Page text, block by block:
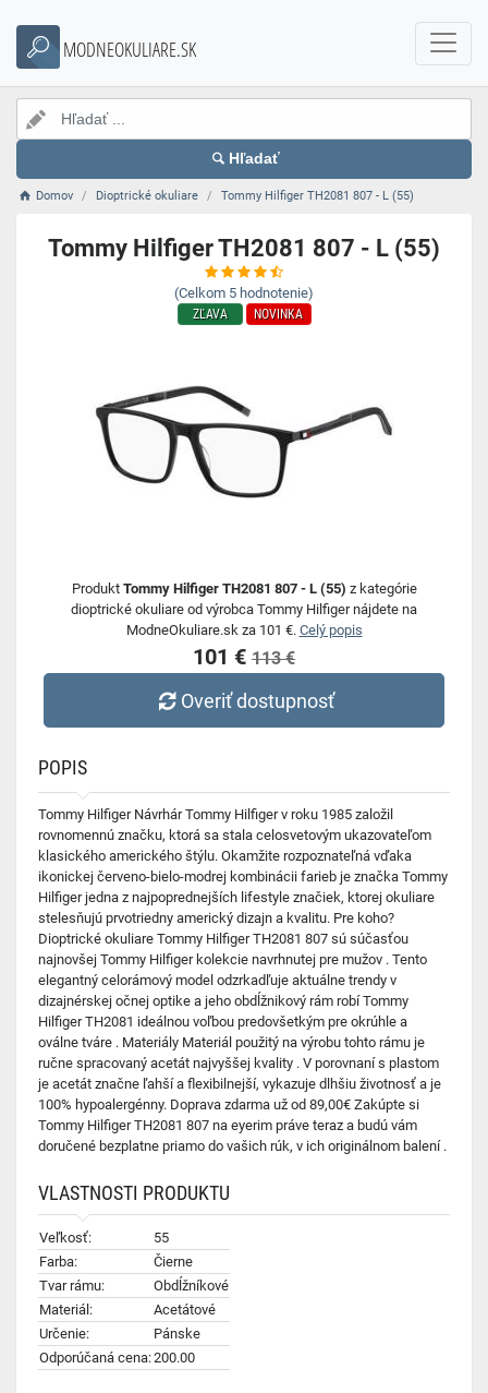
MODNEOKULIARE.SK
Hľadať
Domov Dioptrické okuliare Tommy Hilfiger TH2081 807 - L (55)
Tommy Hilfiger TH2081 807 - L (55)
(Celkom 5 hodnotenie)
ZĽAVA NOVINKA
Produkt Tommy Hilfiger TH2081 807 - L (55) z kategórie
dioptrické okuliare od výrobca Tommy Hilfiger nájdete na
ModneOkuliare.sk za 101 €. Celý popis
101 € 113 €
Overiť dostupnosť
POPIS
Tommy Hilfiger Návrhár Tommy Hilfiger v roku 1985 založil
rovnomennú značku, ktorá sa stala celosvetovým ukazovateľom
klasického amerického štýlu. Okamžite rozpoznateľná vďaka
ikonickej červeno-bielo-modrej kombinácii farieb je značka Tommy
Hilfiger jedna z najpoprednejších lifestyle značiek, ktorej okuliare
stelesňujú prvotriedny americký dizajn a kvalitu. Pre koho?
Dioptrické okuliare Tommy Hilfiger TH2081 807 sú súčasťou
najnovšej Tommy Hilfiger kolekcie navrhnutej pre mužov . Tento
elegantný celorámový model odzrkadľuje aktuálne trendy v
dizajnérskej očnej optike a jeho obdĺžnikový rám robí Tommy
Hilfiger TH2081 ideálnou voľbou predovšetkým pre okrúhle a
oválne tváre . Materiály Materiál použitý na výrobu tohto rámu je
ručne spracovaný acetát najvyššej kvality . V porovnaní s plastom
je acetát značne ľahší a flexibilnejší, vykazuje dlhšiu životnosť a je
100% hypoalergénny. Doprava zdarma už od 89,00€ Zakúpte si
Tommy Hilfiger TH2081 807 na eyerim práve teraz a budú vám
doručené bezplatne priamo do vašich rúk, v ich originálnom balení .
VLASTNOSTI PRODUKTU
Veľkosť:
55
Farba:
Čierne
Tvar rámu:
Obdĺžníkové
Materiál:
Acetátové
Určenie:
Pánske
Odporúčaná cena:200.00